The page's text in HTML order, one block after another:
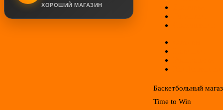
ХОРОШИЙ МАГАЗИН
Баскетбольный
Time to Win